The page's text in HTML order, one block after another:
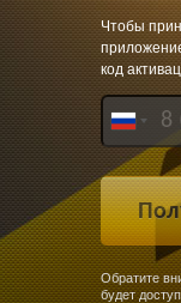
Чтобы
код
Обратите
будет